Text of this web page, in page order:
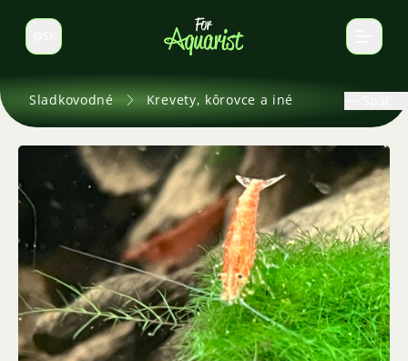
Prepnúť jazyk
Sladkovodné Krevety, kôrovce a iné